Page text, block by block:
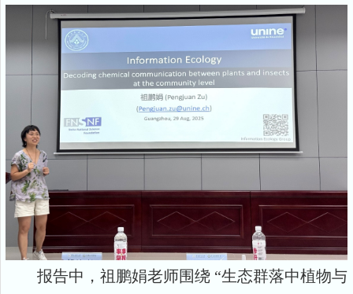
报告中，祖鹏娟老师围绕 “生态群落中植物与